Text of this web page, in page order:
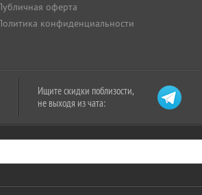
оферта
конфиденциальности
Ищите скидки поблизости,
не выходя из чата: